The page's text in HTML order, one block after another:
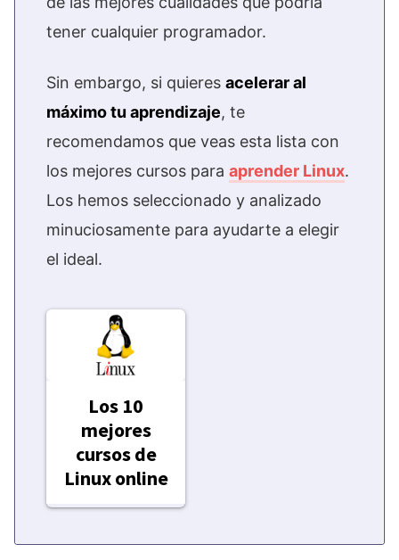
tener cualquier programador.
Sin embargo, si quieres acelerar al
máximo tu aprendizaje, te
recomendamos que veas esta lista con
los mejores cursos para aprender Linux.
Los hemos seleccionado y analizado
minuciosamente para ayudarte a elegir
el ideal.
Los 10
mejores
cursos de
Linux online